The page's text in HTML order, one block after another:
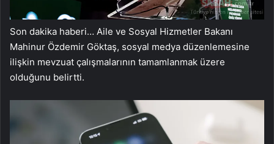
Son dakika haberi… Aile ve Sosyal Hizmetler Bakanı
Mahinur Özdemir Göktaş, sosyal medya düzenlemesine
ilişkin mevzuat çalışmalarının tamamlanmak üzere
olduğunu belirtti.